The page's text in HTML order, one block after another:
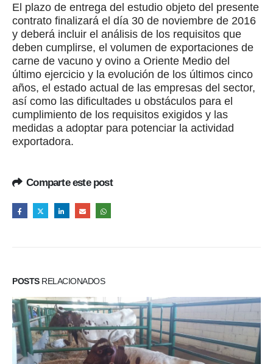
El plazo de entrega del estudio objeto del presente
contrato finalizará el día 30 de noviembre de 2016
y deberá incluir el análisis de los requisitos que
deben cumplirse, el volumen de exportaciones de
carne de vacuno y ovino a Oriente Medio del
último ejercicio y la evolución de los últimos cinco
años, el estado actual de las empresas del sector,
así como las dificultades u obstáculos para el
cumplimiento de los requisitos exigidos y las
medidas a adoptar para potenciar la actividad
exportadora.
Comparte este post
POSTSRELACIONADOS